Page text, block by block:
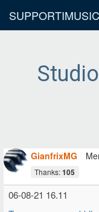
GianfrixMG
Thanks:105
06-08-21 16.11